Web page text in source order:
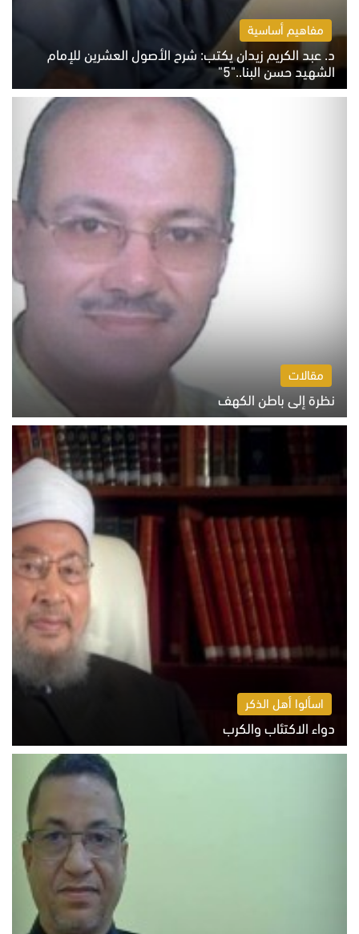
مفاهيم أساسية
د. عبد الكريم زيدان يكتب: شرح الأصول العشرين للإمام
الشهيد حسن البنا.."5"
السبت 8 أغسطس 2026 10:46 ص
مقالات
نظرة إلى باطن الكهف
السبت 8 أغسطس 2026 11:04 ص
اسألوا أهل الذكر
دواء الاكتئاب والكرب
السبت 8 أغسطس 2026 10:54 ص